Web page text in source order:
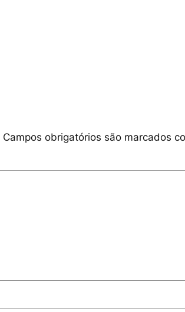
Campos obrigatórios são marcados